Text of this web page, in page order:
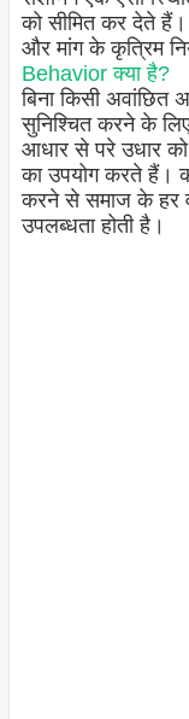
को सीमित कर देते
और मांग के कृत्रिम
Behavior क्या है?
बिना किसी अवांछित
सुनिश्चित करने के
आधार से परे उधार
का उपयोग करते हैं।
करने से समाज के हर
उपलब्धता होती है।